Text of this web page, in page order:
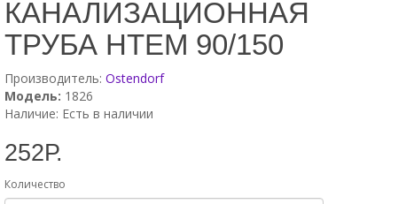
КАНАЛИЗАЦИОННАЯ
ТРУБА HTEM 90/150
Производитель: Ostendorf
Модель: 1826
Наличие: Есть в наличии
252Р.
Количество